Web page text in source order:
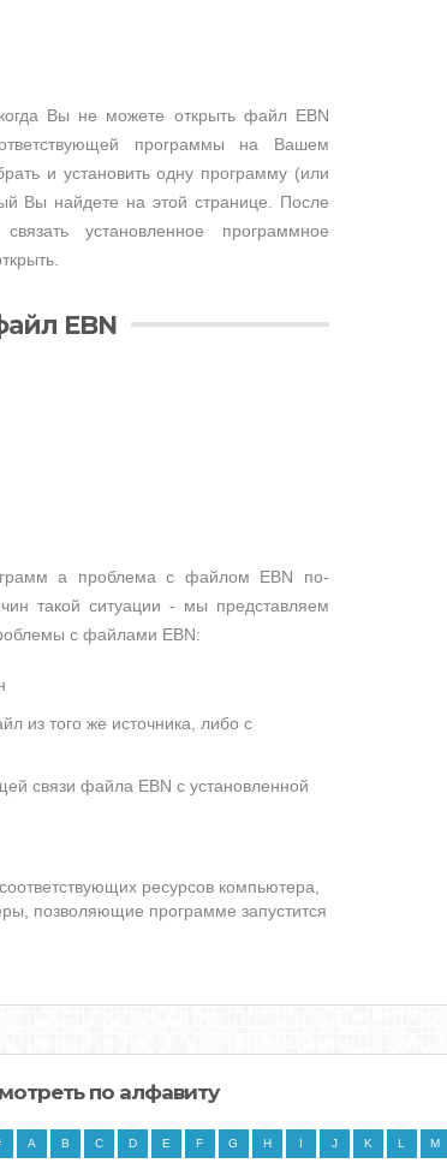
Вы не можете открыть файл EBN
программы на Вашем
и установить одну программу (или
Вы найдете на этой странице. После
установленное программное
EBN
а проблема с файлом EBN по-
такой ситуации - мы представляем
с файлами EBN:
из того же источника, либо с
связи файла EBN с установленной
ресурсов компьютера,
позволяющие программе запустится
по алфавиту
A B C D E F G H I J K L M